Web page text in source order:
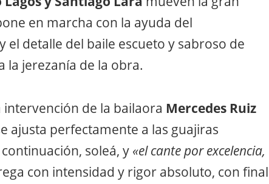
en marcha con la ayuda del
el detalle del baile escueto y sabroso de
la jerezanía de la obra.
de la bailaora Mercedes Ruiz
ajusta perfectamente a las guajiras
soleá, y «el cante por excelencia,
con intensidad y rigor absoluto, con final